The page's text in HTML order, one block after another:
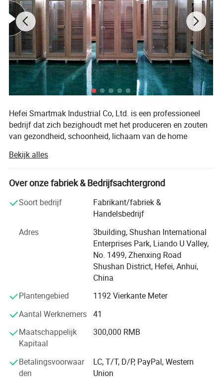
Hefei Smartmak Industrial Co, Ltd. is een professioneel
bedrijf dat zich bezighoudt met het produceren en zouten
van gezondheid, schoonheid, lichaam van de home
en andere series.
Smartmak Industrial is gebaseerd op de eenheid,
pragmatische, efficiënte en innovatieve onderneming die
een strikt kwaliteitscontrolesysteem bouwt en zijn eigen
onderzoeksteam om voortdurend nieuwe en gezonde
We zetten ons in voor kwaliteit bij elke stap van
productontwerp en -ontwikkeling, productie, verkoop en
service na verkoop, om ervoor te zorgen dat onze klanten
betere en uitgebreide services krijgen.
Na 10 jaar ontwikkeling heeft ons bedrijf twee
productievestigingen, waarvan één in de economische
ontwikkelingszone van Shusan, Hefei, en de andere in
Zhangzhuang Town, Noord-Xuzhou.
Onze producten zijn goedgekeurd voor GS( Duits),
CE(Europese Unie), ETL(Noord-Amerika), SASO(Saoedi-
Arabië), SAA(Australië ) en andere binnenlandse en
Bekijk alles
Over onze fabriek & Bedrijfsachtergrond
Soort bedrijf
Fabrikant/fabriek &
Handelsbedrijf
Adres
3building, Shushan International
Enterprises Park, Liando U Valley,
No. 1499, Zhenxing Road
Shushan District, Hefei, Anhui,
China
Plantengebied
1192 Vierkante Meter
Aantal Werknemers 41
Maatschappelijk
Kapitaal
300,000 RMB
Betalingsvoorwaar
den
LC, T/T, D/P, PayPal, Western
Union